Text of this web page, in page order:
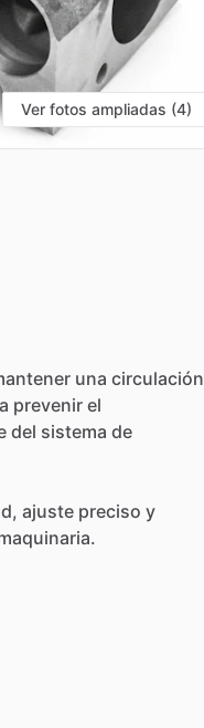
Ver fotos ampliadas (4)
una circulación
a prevenir el
del sistema de
ajuste preciso y